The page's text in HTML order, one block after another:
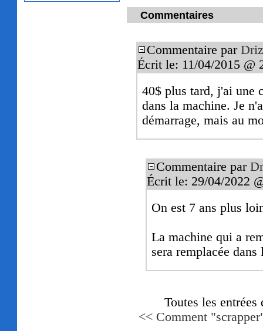
Commentaires
Commentaire par
Écrit le: 11/04/2015 @
40$ plus tard, j'ai une
dans la machine. Je
démarrage, mais au
Commentaire par
Écrit le: 29/04/2022
On est 7 ans plus
La machine qui a
sera remplacée
Toutes les
<< Comment